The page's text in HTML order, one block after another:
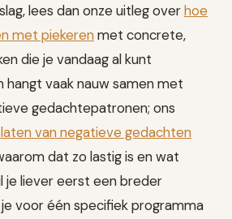
lees dan onze uitleg overhoe
met piekerenmet concrete,
die je vandaag al kunt
hangt vaak nauw samen met
gedachtepatronen; ons
van negatieve gedachten
dat zo lastig is en wat
je liever eerst een breder
voor één specifiek programma